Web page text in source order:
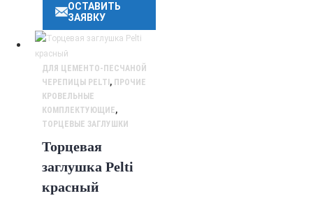
ОСТАВИТЬ
ЗАЯВКУ
ДЛЯ ЦЕМЕНТО-ПЕСЧАНОЙ
ЧЕРЕПИЦЫ PELTI , ПРОЧИЕ
КРОВЕЛЬНЫЕ
КОМПЛЕКТУЮЩИЕ,
ТОРЦЕВЫЕ ЗАГЛУШКИ
Торцевая
заглушка Pelti
красный